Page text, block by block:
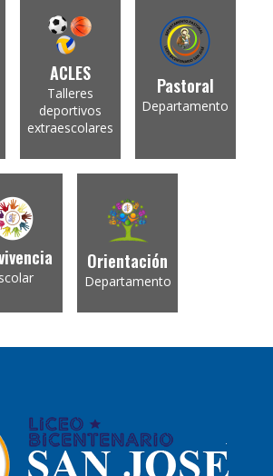
ACLES
Talleres
deportivos
extraescolares
Pastoral
Departamento
Orientación
Departamento